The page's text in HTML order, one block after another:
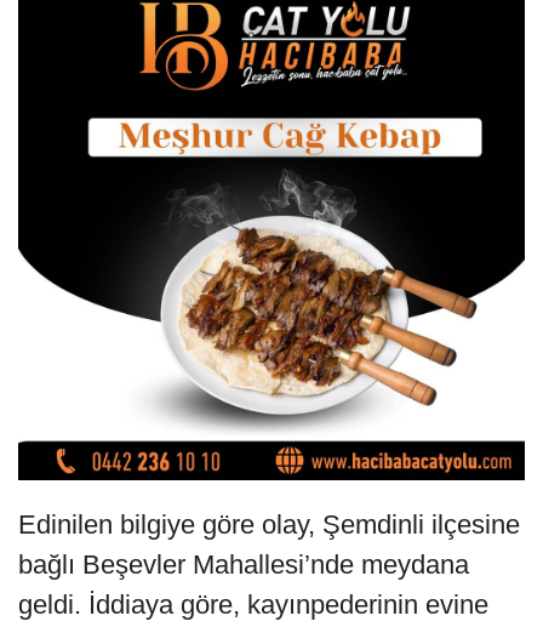
Edinilen bilgiye göre olay, Şemdinli ilçesine
bağlı Beşevler Mahallesi’nde meydana
geldi. İddiaya göre, kayınpederinin evine